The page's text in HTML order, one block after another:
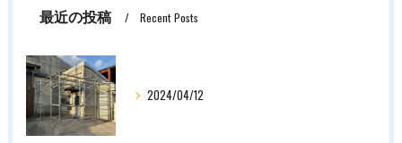
最近の投稿 Recent Posts
2024/04/12